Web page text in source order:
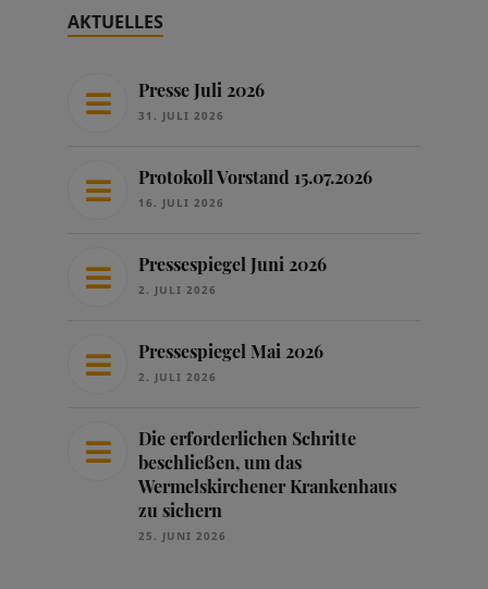
AKTUELLES
Presse Juli 2026
31. JULI 2026
Protokoll Vorstand 15.07.2026
16. JULI 2026
Pressespiegel Juni 2026
2. JULI 2026
Pressespiegel Mai 2026
2. JULI 2026
Die erforderlichen Schritte
beschließen, um das
Wermelskirchener Krankenhaus
zu sichern
25. JUNI 2026